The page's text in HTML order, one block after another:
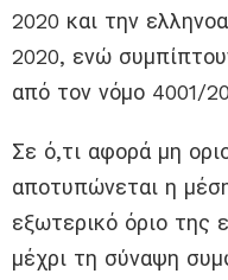
2020 και την
2020, ενώ
από τον νόμο 4001/
Σε ό,τι αφορά μη
αποτυπώνεται η
εξωτερικό όριο της
μέχρι τη σύναψη